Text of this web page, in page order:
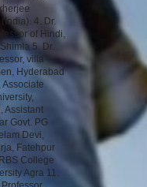
4. Dr.
of Hindi,
5. Dr.
villa
Hyderabad
Associate
Assistant
Govt. PG
Devi,
Fatehpur
College
Agra 11.